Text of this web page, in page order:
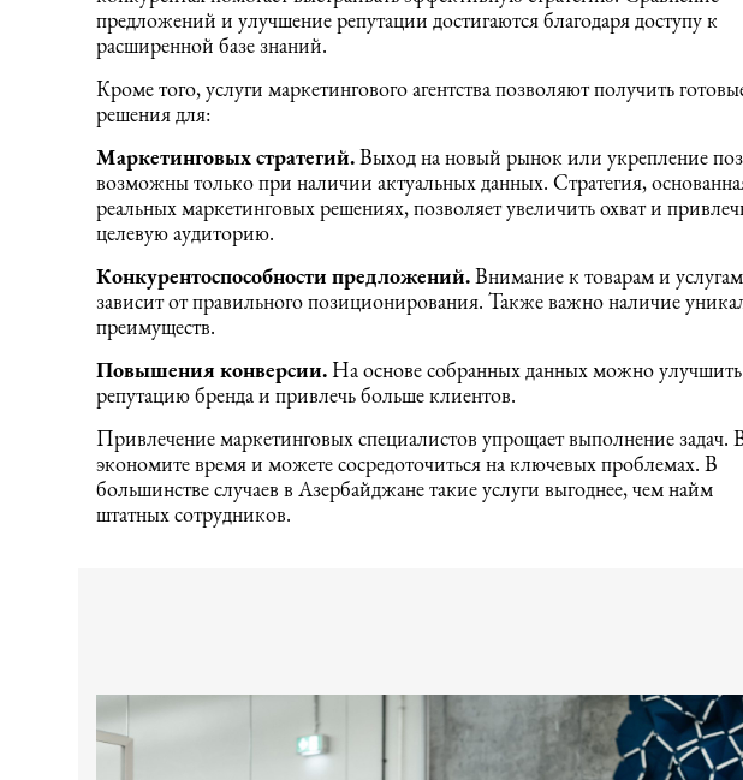
предложений и улучшение репутации достигаются благодаря доступу к
расширенной базе знаний.
Кроме того, услуги маркетингового агентства позволяют получить
решения для:
Маркетинговых стратегий.Выход на новый рынок или укрепление
возможны только при наличии актуальных данных. Стратегия,
реальных маркетинговых решениях, позволяет увеличить охват и
целевую аудиторию.
Конкурентоспособности предложений.Внимание к товарам и услугам
зависит от правильного позиционирования. Также важно наличие
преимуществ.
Повышения конверсии.На основе собранных данных можно улучшить
репутацию бренда и привлечь больше клиентов.
Привлечение маркетинговых специалистов упрощает выполнение задач.
экономите время и можете сосредоточиться на ключевых проблемах. В
большинстве случаев в Азербайджане такие услуги выгоднее, чем найм
штатных сотрудников.